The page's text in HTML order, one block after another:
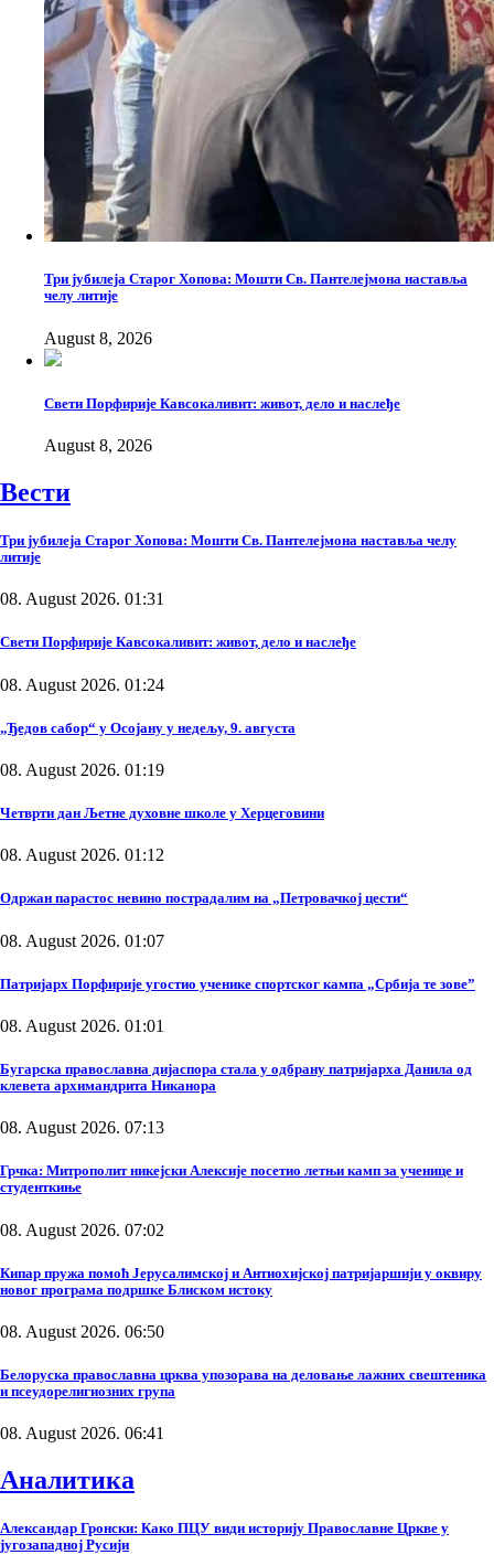
Три јубилеја Старог Хопова: Мошти Св. Пантелејмона наставља
челу литије
August 8, 2026
Свети Порфирије Кавсокаливит: живот, дело и наслеђе
August 8, 2026
Вести
Три јубилеја Старог Хопова: Мошти Св. Пантелејмона наставља челу
литије
08. August 2026. 01:31
Свети Порфирије Кавсокаливит: живот, дело и наслеђе
08. August 2026. 01:24
„Ђедов сабор“ у Осојану у недељу, 9. августа
08. August 2026. 01:19
Четврти дан Љетне духовне школе у Херцеговини
08. August 2026. 01:12
Одржан парастос невино пострадалим на „Петровачкој цести“
08. August 2026. 01:07
Патријарх Порфирије угостио ученике спортског кампа „Србија те зове”
08. August 2026. 01:01
Бугарска православна дијаспора стала у одбрану патријарха Данила од
клевета архимандрита Никанора
08. August 2026. 07:13
Грчка: Митрополит никејски Алексије посетио летњи камп за ученице и
студенткиње
08. August 2026. 07:02
Кипар пружа помоћ Јерусалимској и Антиохијској патријаршији у оквиру
новог програма подршке Блиском истоку
08. August 2026. 06:50
Белоруска православна црква упозорава на деловање лажних свештеника
и псеудорелигиозних група
08. August 2026. 06:41
Аналитика
Александар Гронски: Како ПЦУ види историју Православне Цркве у
југозападној Русији